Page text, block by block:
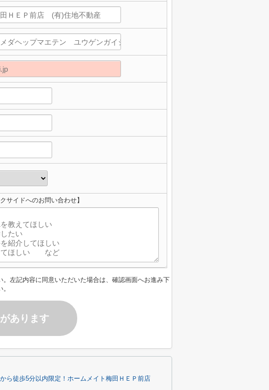
サイドへのお問い合わせ】
。左記内容に同意いただいた場合は、確認画面へお進み下
あります
ら徒歩5分以内限定！ホームメイト梅田ＨＥＰ前店